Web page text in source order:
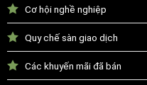
Cơ hội nghề nghiệp
Quy chế sàn giao dịch
Các khuyến mãi đã bán